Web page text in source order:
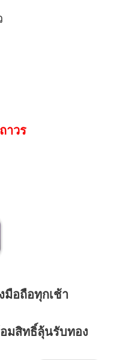
าวร
มือถือทุกเช้า
มสิทธิ์ลุ้นรับทอง